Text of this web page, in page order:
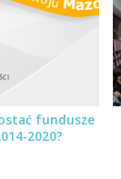
fundusze
2020?